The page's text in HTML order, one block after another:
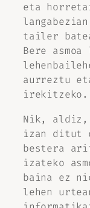
eta
tailer
Bere
aurreztu
irekitzeko.
Nik, aldiz,
izan ditut
bestera
izateko
baina ez
lehen